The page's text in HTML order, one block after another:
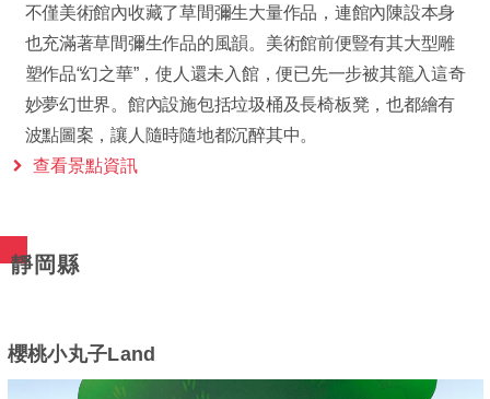
不僅美術館內收藏了草間彌生大量作品，連館內陳設本身
也充滿著草間彌生作品的風韻。美術館前便豎有其大型雕
塑作品“幻之華”，使人還未入館，便已先一步被其籠入這奇
妙夢幻世界。館內設施包括垃圾桶及長椅板凳，也都繪有
波點圖案，讓人隨時隨地都沉醉其中。
查看景點資訊
靜岡縣
櫻桃小丸子Land